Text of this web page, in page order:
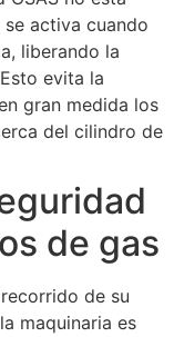
activa cuando
liberando la
evita la
gran medida los
del cilindro de
de gas
de su
maquinaria es